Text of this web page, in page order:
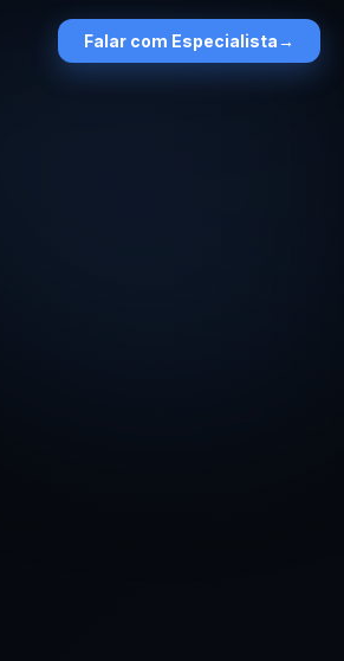
Falar com Especialista→